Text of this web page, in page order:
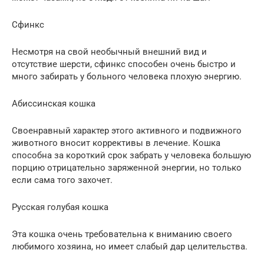
Сфинкс
Несмотря на свой необычный внешний вид и
отсутствие шерсти, сфинкс способен очень быстро и
много забирать у больного человека плохую энергию.
Абиссинская кошка
Своенравный характер этого активного и подвижного
животного вносит коррективы в лечение. Кошка
способна за короткий срок забрать у человека большую
порцию отрицательно заряженной энергии, но только
если сама того захочет.
Русская голубая кошка
Эта кошка очень требовательна к вниманию своего
любимого хозяина, но имеет слабый дар целительства.